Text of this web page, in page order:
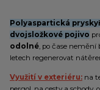
Polyaspartická
dvojsložkové pojivo
odolné, po čase
letech regenerovat
Využití v exteriéru: na